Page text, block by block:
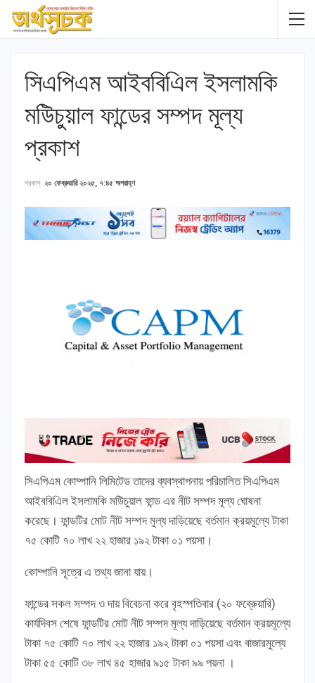
সিএপিএম আইববিএিল ইসলামকি
মউিচুয়াল ফান্ডের সম্পদ মূল্য
প্রকাশ
প্রকাশ ২০ ফেব্রুয়ারি ২০২৫, ৭:৪৫ অপরাহ্ণ
সিএপিএম কোম্পানি লিমিটেড তাদের ব্যবস্থাপনায় পরিচালিত সিএপিএম
আইববিএিল ইসলামকি মউিচুয়াল ফান্ড এর নীট সম্পদ মূল্য ঘোষনা
করেছে। ফান্ডটির মোট নীট সম্পদ মূল্য দাড়িয়েছে বর্তমান ক্রয়মূল্যে টাকা
৭৫ কোটি ৭০ লাখ ২২ হাজার ১৯২ টাকা ০১ পয়সা।
কোম্পানি সূত্রে এ তথ্য জানা যায়।
ফান্ডের সকল সম্পদ ও দায় বিবেচনা করে বৃহস্পতিবার (২০ ফব্রেুয়ারি)
কার্যদিবস শেষে ফান্ডটির মোট নীট সম্পদ মূল্য দাড়িয়েছে বর্তমান ক্রয়মূল্যে
টাকা ৭৫ কোটি ৭০ লাখ ২২ হাজার ১৯২ টাকা ০১ পয়সা এবং বাজারমুল্যে
টাকা ৫৫ কোটি ৩৮ লাখ ৪৫ হাজার ৯১৫ টাকা ৯৯ পয়না ।